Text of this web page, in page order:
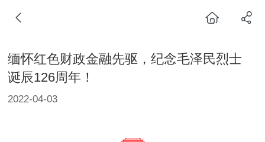
缅怀红色财政金融先驱，纪念毛泽民烈士
诞辰126周年！
2022-04-03